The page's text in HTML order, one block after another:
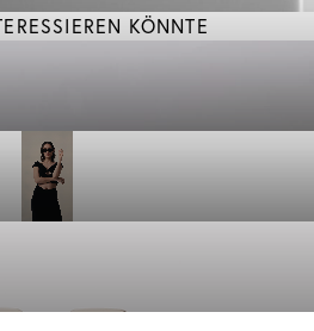
KÖNNTE